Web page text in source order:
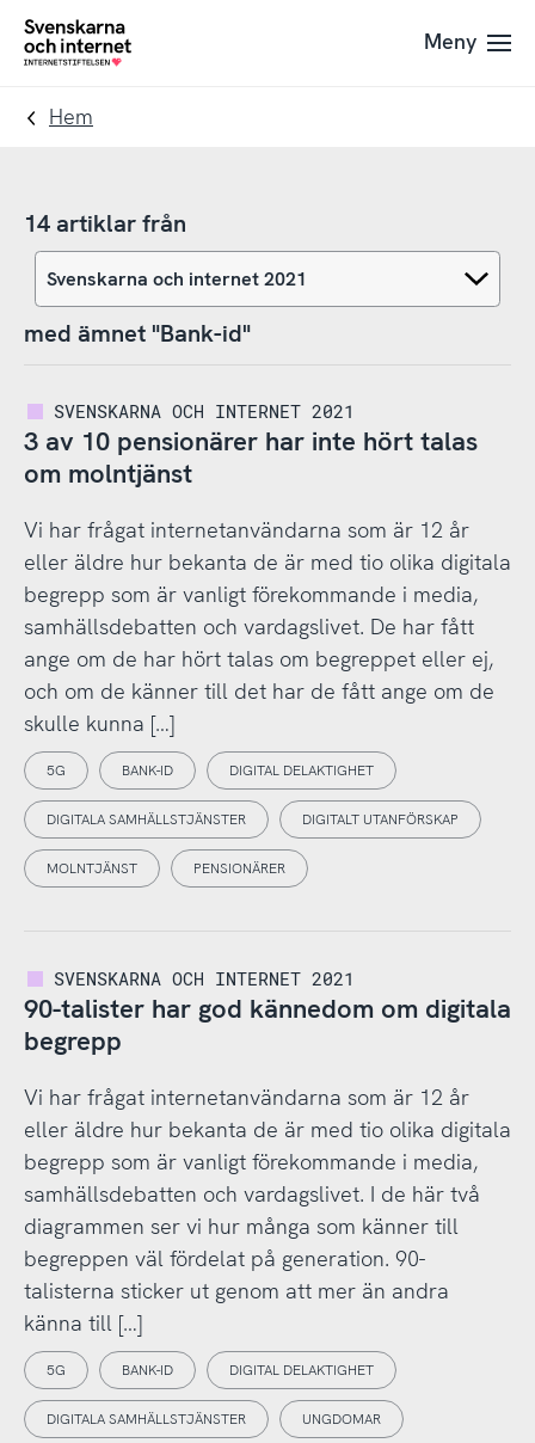
Till
navigation
Till
innehåll
To
Meny
Hem
14 artiklar från
med ämnet "Bank-id"
SVENSKARNA OCH INTERNET 2021
3 av 10 pensionärer har inte hört talas
om molntjänst
Vi har frågat internetanvändarna som är 12 år
eller äldre hur bekanta de är med tio olika digitala
begrepp som är vanligt förekommande i media,
samhällsdebatten och vardagslivet. De har fått
ange om de har hört talas om begreppet eller ej,
och om de känner till det har de fått ange om de
skulle kunna […]
5G BANK-ID DIGITAL DELAKTIGHET
DIGITALA SAMHÄLLSTJÄNSTER DIGITALT UTANFÖRSKAP
MOLNTJÄNST PENSIONÄRER
SVENSKARNA OCH INTERNET 2021
90-talister har god kännedom om digitala
begrepp
Vi har frågat internetanvändarna som är 12 år
eller äldre hur bekanta de är med tio olika digitala
begrepp som är vanligt förekommande i media,
samhällsdebatten och vardagslivet. I de här två
diagrammen ser vi hur många som känner till
begreppen väl fördelat på generation. 90-
talisterna sticker ut genom att mer än andra
känna till […]
5G BANK-ID DIGITAL DELAKTIGHET
DIGITALA SAMHÄLLSTJÄNSTER UNGDOMAR